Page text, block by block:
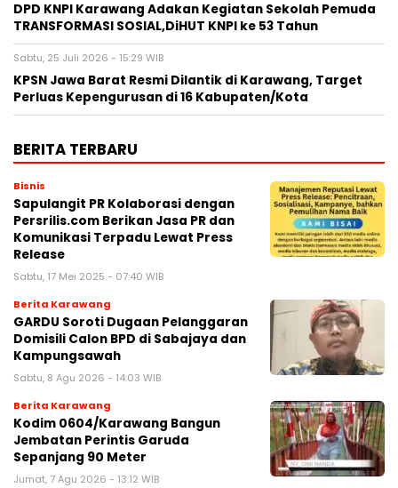
DPD KNPI Karawang Adakan Kegiatan Sekolah Pemuda
TRANSFORMASI SOSIAL,DiHUT KNPI ke 53 Tahun
Sabtu, 25 Juli 2026 - 15:29 WIB
KPSN Jawa Barat Resmi Dilantik di Karawang, Target
Perluas Kepengurusan di 16 Kabupaten/Kota
BERITA TERBARU
Bisnis
Sapulangit PR Kolaborasi dengan
Persrilis.com Berikan Jasa PR dan
Komunikasi Terpadu Lewat Press
Release
Sabtu, 17 Mei 2025 - 07:40 WIB
Berita Karawang
GARDU Soroti Dugaan Pelanggaran
Domisili Calon BPD di Sabajaya dan
Kampungsawah
Sabtu, 8 Agu 2026 - 14:03 WIB
Berita Karawang
Kodim 0604/Karawang Bangun
Jembatan Perintis Garuda
Sepanjang 90 Meter
Jumat, 7 Agu 2026 - 13:12 WIB